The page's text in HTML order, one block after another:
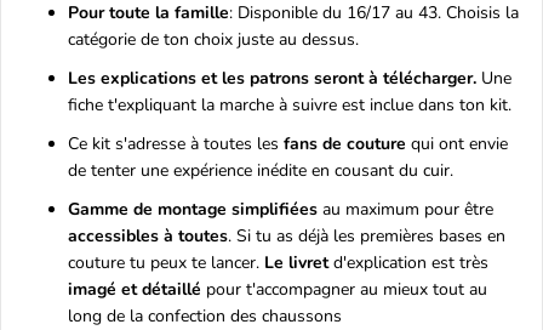
Pour toute la famille: Disponible du 16/17 au 43. Choisis la
catégorie de ton choix juste au dessus.
Les explications et les patrons seront à télécharger. Une
fiche t'expliquant la marche à suivre est inclue dans ton kit.
Ce kit s'adresse à toutes les fans de couture qui ont envie
de tenter une expérience inédite en cousant du cuir.
Gamme de montage simplifiées au maximum pour être
accessibles à toutes. Si tu as déjà les premières bases en
couture tu peux te lancer. Le livret d'explication est très
imagé et détaillé pour t'accompagner au mieux tout au
long de la confection des chaussons